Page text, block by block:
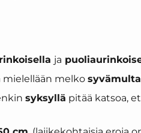
ja
mielellään melko
syksyllä pitää katsoa,